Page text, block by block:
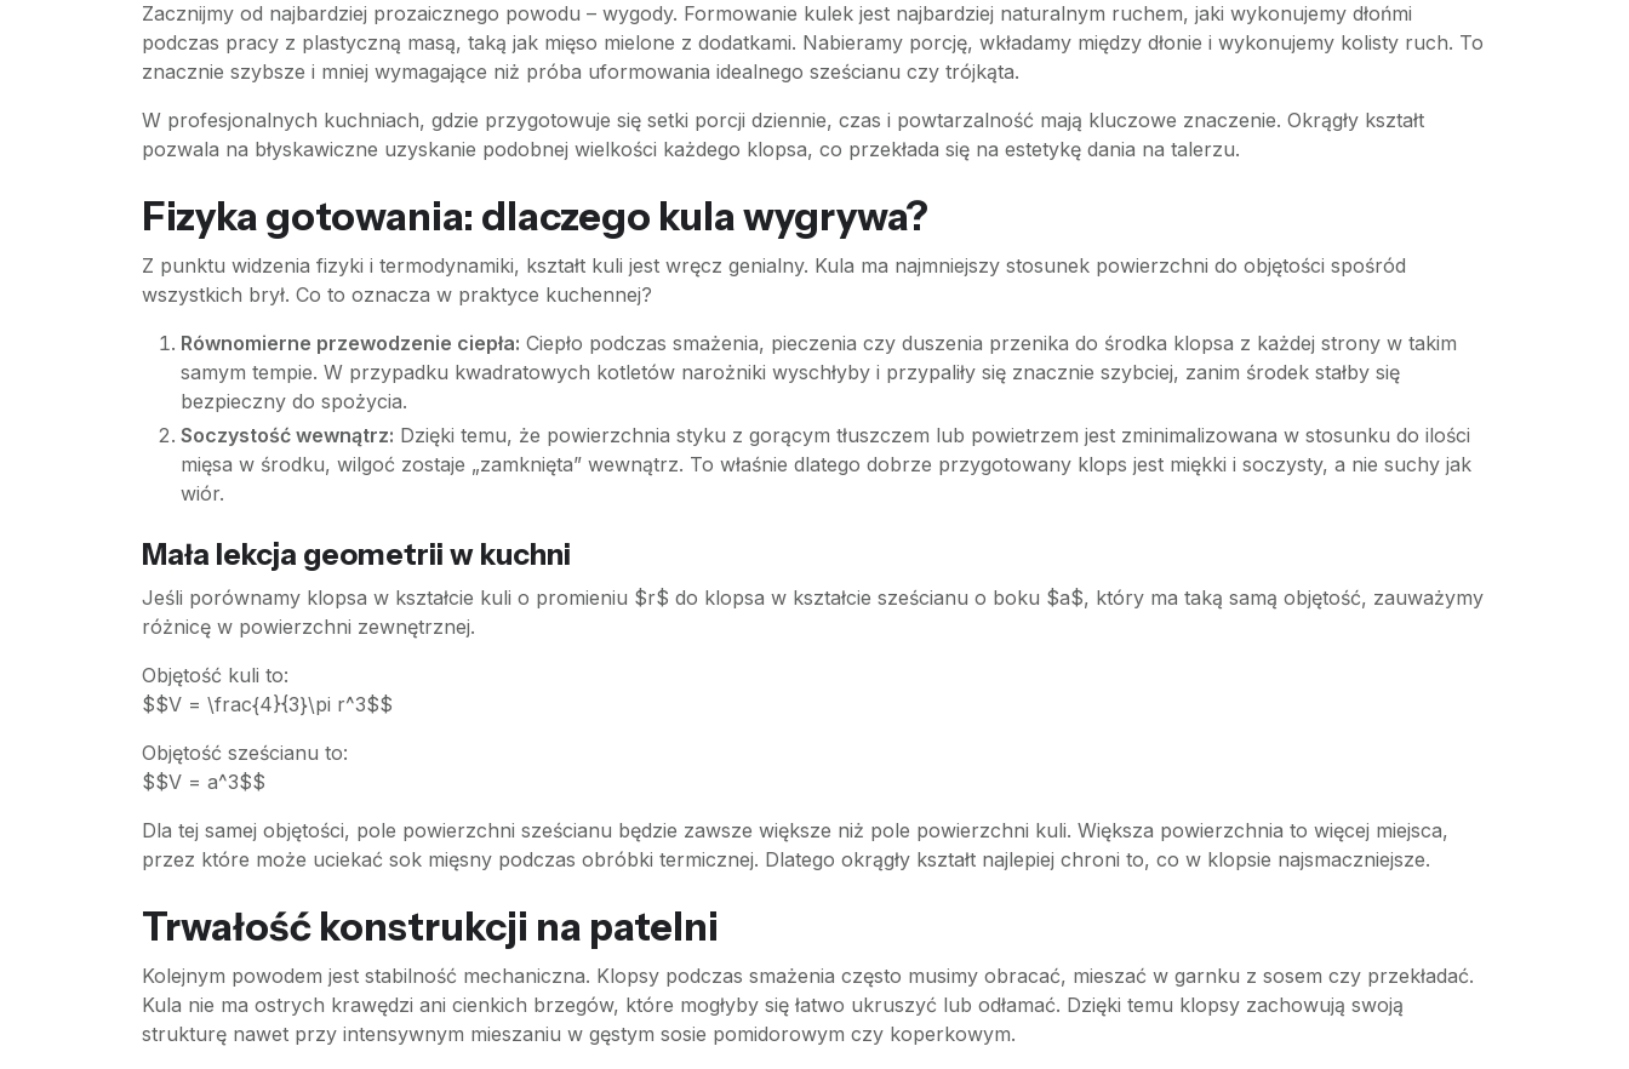
Zacznijmy od najbardziej prozaicznego powodu – wygody. Formowanie kulek jest najbardziej naturalnym ruchem, jaki wykonujemy dłońmi
podczas pracy z plastyczną masą, taką jak mięso mielone z dodatkami. Nabieramy porcję, wkładamy między dłonie i wykonujemy kolisty ruch. To
znacznie szybsze i mniej wymagające niż próba uformowania idealnego sześcianu czy trójkąta.
W profesjonalnych kuchniach, gdzie przygotowuje się setki porcji dziennie, czas i powtarzalność mają kluczowe znaczenie. Okrągły kształt
pozwala na błyskawiczne uzyskanie podobnej wielkości każdego klopsa, co przekłada się na estetykę dania na talerzu.
Fizyka gotowania: dlaczego kula wygrywa?
Z punktu widzenia fizyki i termodynamiki, kształt kuli jest wręcz genialny. Kula ma najmniejszy stosunek powierzchni do objętości spośród
wszystkich brył. Co to oznacza w praktyce kuchennej?
Równomierne przewodzenie ciepła: Ciepło podczas smażenia, pieczenia czy duszenia przenika do środka klopsa z każdej strony w takim
samym tempie. W przypadku kwadratowych kotletów narożniki wyschłyby i przypaliły się znacznie szybciej, zanim środek stałby się
bezpieczny do spożycia.
Soczystość wewnątrz: Dzięki temu, że powierzchnia styku z gorącym tłuszczem lub powietrzem jest zminimalizowana w stosunku do ilości
mięsa w środku, wilgoć zostaje „zamknięta” wewnątrz. To właśnie dlatego dobrze przygotowany klops jest miękki i soczysty, a nie suchy jak
wiór.
Mała lekcja geometrii w kuchni
Jeśli porównamy klopsa w kształcie kuli o promieniu $r$ do klopsa w kształcie sześcianu o boku $a$, który ma taką samą objętość, zauważymy
różnicę w powierzchni zewnętrznej.
Objętość kuli to:
$$V = \frac{4}{3}\pi r^3$$
Objętość sześcianu to:
$$V = a^3$$
Dla tej samej objętości, pole powierzchni sześcianu będzie zawsze większe niż pole powierzchni kuli. Większa powierzchnia to więcej miejsca,
przez które może uciekać sok mięsny podczas obróbki termicznej. Dlatego okrągły kształt najlepiej chroni to, co w klopsie najsmaczniejsze.
Trwałość konstrukcji na patelni
Kolejnym powodem jest stabilność mechaniczna. Klopsy podczas smażenia często musimy obracać, mieszać w garnku z sosem czy przekładać.
Kula nie ma ostrych krawędzi ani cienkich brzegów, które mogłyby się łatwo ukruszyć lub odłamać. Dzięki temu klopsy zachowują swoją
strukturę nawet przy intensywnym mieszaniu w gęstym sosie pomidorowym czy koperkowym.